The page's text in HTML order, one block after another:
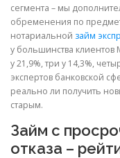
сегмента – мы
обременения по
нотариальной займ
у большинства
у 21,9%, три у 14,3%,
экспертов банковской
реально ли получить
старым.
Займ с
отказа –